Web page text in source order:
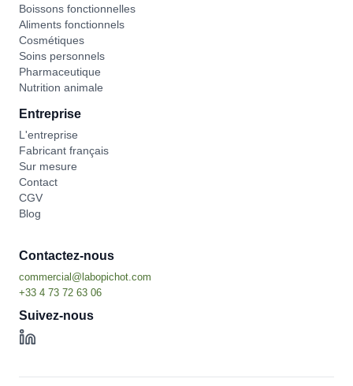
Boissons fonctionnelles
Aliments fonctionnels
Cosmétiques
Soins personnels
Pharmaceutique
Nutrition animale
Entreprise
L'entreprise
Fabricant français
Sur mesure
Contact
CGV
Blog
Contactez-nous
Suivez-nous